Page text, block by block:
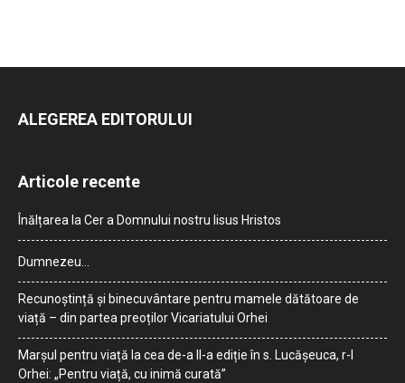
ALEGEREA EDITORULUI
Articole recente
Înălțarea la Cer a Domnului nostru Iisus Hristos
Dumnezeu…
Recunoștință și binecuvântare pentru mamele dătătoare de
viață – din partea preoților Vicariatului Orhei
Marșul pentru viață la cea de-a II-a ediție în s. Lucășeuca, r-l
Orhei: „Pentru viață, cu inimă curată”